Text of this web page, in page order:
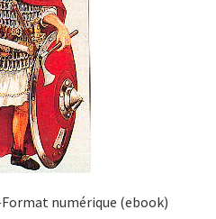
numérique (ebook)